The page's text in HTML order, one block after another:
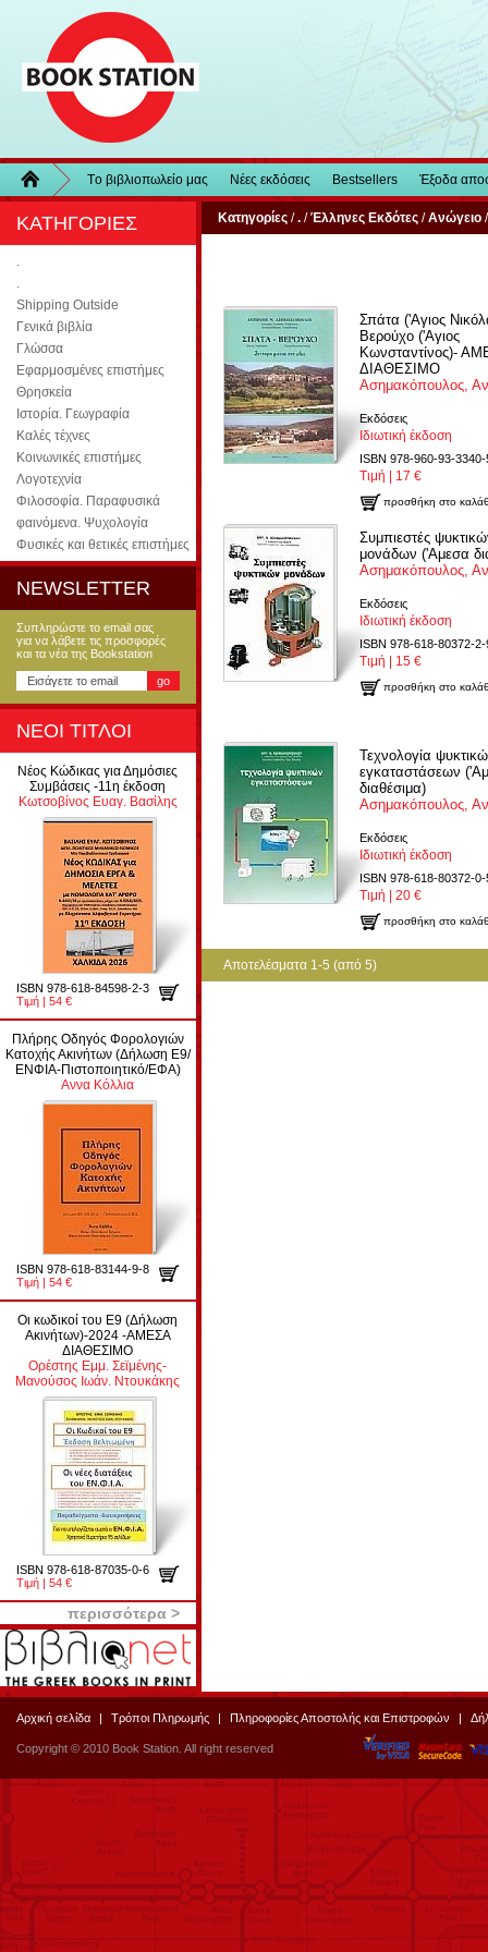
Τo βιβλιοπωλείo μας Νέες εκδόσεις Bestsellers Έξοδα
ΚΑΤΗΓΟΡΙΕΣ
.
.
Shipping Outside
Γενικά βιβλία
Γλώσσα
Εφαρμοσμένες επιστήμες
Θρησκεία
Ιστορία. Γεωγραφία
Καλές τέχνες
Κοινωνικές επιστήμες
Λογοτεχνία
Φιλοσοφία. Παραφυσικά
φαινόμενα. Ψυχολογία
Φυσικές και θετικές επιστήμες
NEWSLETTER
Συπληρώστε το email σας
για να λάβετε τις προσφορές
και τα νέα της Bookstation
ΝΕΟΙ ΤΙΤΛΟΙ
Νέος Κώδικας για Δημόσιες
Συμβάσεις -11η έκδοση
Κωτσοβίνος Ευαγ. Βασίλης
ISBN 978-618-84598-2-3
Τιμή | 54 €
Πλήρης Οδηγός Φορολογιών
Κατοχής Ακινήτων (Δήλωση Ε9/
ΕΝΦΙΑ-Πιστοποιητικό/ΕΦΑ)
Αννα Κόλλια
ISBN 978-618-83144-9-8
Τιμή | 54 €
Οι κωδικοί του Ε9 (Δήλωση
Ακινήτων)-2024 -ΑΜΕΣΑ
ΔΙΑΘΕΣΙΜΟ
Ορέστης Εμμ. Σεϊμένης-
Μανούσος Ιωάν. Ντουκάκης
ISBN 978-618-87035-0-6
Τιμή | 54 €
περισσότερα >
Κατηγορίες /. /Έλληνες Εκδότες /Ανώγειο
Σπάτα ('Αγιος
Βερούχο ('Αγιος
Κωνσταντίνος)-
ΔΙΑΘΕΣΙΜΟ
Ασημακόπουλος,
Εκδόσεις
Ιδιωτική έκδοση
ISBN 978-960-93-3340-
Τιμή | 17 €
προσθήκη στο
Συμπιεστές
μονάδων ('Αμεσα
Ασημακόπουλος,
Εκδόσεις
Ιδιωτική έκδοση
ISBN 978-618-80372-2-
Τιμή | 15 €
προσθήκη στο
Τεχνολογία
εγκαταστάσεων
διαθέσιμα)
Ασημακόπουλος,
Εκδόσεις
Ιδιωτική έκδοση
ISBN 978-618-80372-0-
Τιμή | 20 €
προσθήκη στο
Αποτελέσματα 1-5 (από 5)
Αρχική σελίδα | Τρόποι Πληρωμής | Πληροφορίες Αποστολής και Επιστροφών |
Copyright © 2010 Book Station. All right reserved